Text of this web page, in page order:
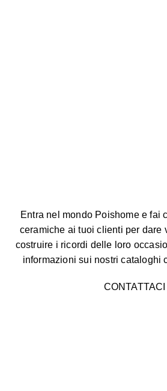
Entra nel mondo Poishome e fai
ceramiche ai tuoi clienti per dare
costruire i ricordi delle loro
informazioni sui nostri cataloghi
CONTATTACI